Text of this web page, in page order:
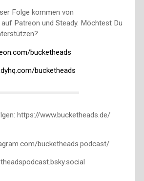
Folge kommen von
Patreon und Steady. Möchtest Du
bucketheads
bucketheads
https://www.bucketheads.de/
bucketheads.podcast/